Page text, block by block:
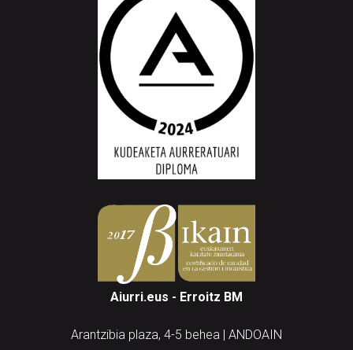
Aiurri.eus - Erroitz BM
Arantzibia plaza, 4-5 behea | ANDOAIN